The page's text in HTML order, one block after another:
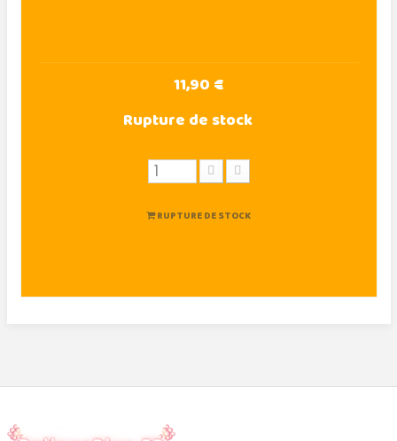
11,90 €
Rupture de stock
RUPTURE DE STOCK